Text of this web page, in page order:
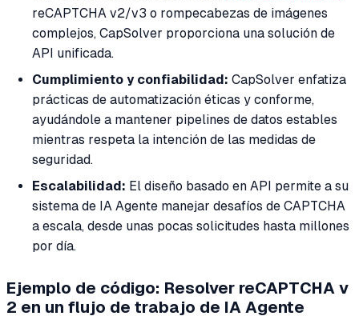
reCAPTCHA v2/v3 o rompecabezas de imágenes
complejos, CapSolver proporciona una solución de
API unificada.
Cumplimiento y confiabilidad: CapSolver enfatiza
prácticas de automatización éticas y conforme,
ayudándole a mantener pipelines de datos estables
mientras respeta la intención de las medidas de
seguridad.
Escalabilidad: El diseño basado en API permite a su
sistema de IA Agente manejar desafíos de CAPTCHA
a escala, desde unas pocas solicitudes hasta millones
por día.
Ejemplo de código: Resolver reCAPTCHA v
2 en un flujo de trabajo de IA Agente